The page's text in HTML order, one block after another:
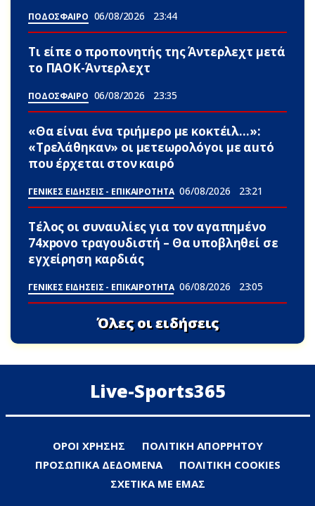
ΠΟΔΟΣΦΑΙΡΟ 06/08/2026 23:44
Τι είπε ο προπονητής της Άντερλεχτ μετά
το ΠΑΟΚ-Άντερλεχτ
ΠΟΔΟΣΦΑΙΡΟ 06/08/2026 23:35
«Θα είναι ένα τριήμερο με κοκτέιλ…»:
«Τρελάθηκαν» οι μετεωρολόγοι με αuτό
που έρχεται στον καιρό
ΓΕΝΙΚΕΣ ΕΙΔΗΣΕΙΣ - ΕΠΙΚΑΙΡΟΤΗΤΑ 06/08/2026 23:21
Τέλος οι συναυλίες για τον αγαπημένο
74xpovo τραγουδιστή – Θα υποβληθεί σε
εγχείρηση καρδιάς
ΓΕΝΙΚΕΣ ΕΙΔΗΣΕΙΣ - ΕΠΙΚΑΙΡΟΤΗΤΑ 06/08/2026 23:05
Όλες οι ειδήσεις
Live-Sports365
ΟΡΟΙ ΧΡΗΣΗΣ
ΠΟΛΙΤΙΚΗ ΑΠΟΡΡΗΤΟΥ
ΠΡΟΣΩΠΙΚΑ ΔΕΔΟΜΕΝΑ
ΠΟΛΙΤΙΚΗ COOKIES
ΣΧΕΤΙΚΑ ΜΕ ΕΜΑΣ